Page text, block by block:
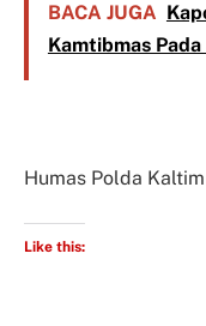
BACA JUGA
Kamtibmas
Humas Polda Kaltim
Like this: